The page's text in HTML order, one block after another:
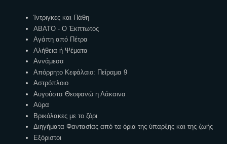
Ίντριγκες και Πάθη
ΑΒΑΤΟ - Ο Έκπτωτος
Αγάπη από Πέτρα
Αλήθεια ή Ψέματα
Αννάμεσα
Απόρρητο Κεφάλαιο: Πείραμα 9
Αστρόπλοιο
Αυγούστα Θεοφανώ η Λάκαινα
Αύρα
Βρικόλακες με το ζόρι
Διηγήματα Φαντασίας από τα όρια της ύπαρξης και της ζωής
Εξόριστοι